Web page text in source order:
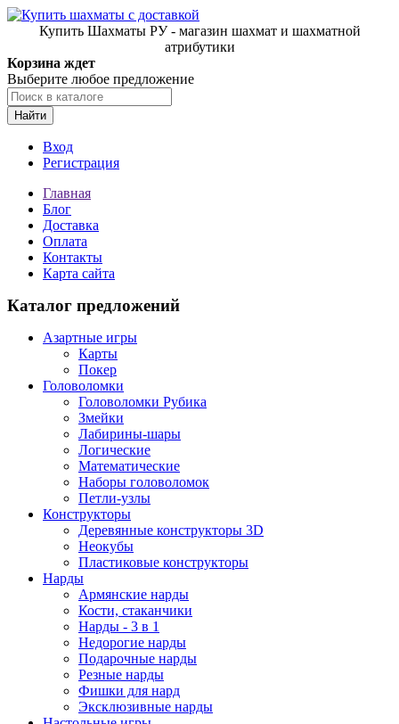
Купить Шахматы РУ - магазин шахмат и шахматной
атрибутики
Корзина ждет
Выберите любое предложение
Найти
Вход
Регистрация
Главная
Блог
Доставка
Оплата
Контакты
Карта сайта
Каталог предложений
Азартные игры
Карты
Покер
Головоломки
Головоломки Рубика
Змейки
Лабирины-шары
Логические
Математические
Наборы головоломок
Петли-узлы
Конструкторы
Деревянные конструкторы 3D
Неокубы
Пластиковые конструкторы
Нарды
Армянские нарды
Кости, стаканчики
Нарды - 3 в 1
Недорогие нарды
Подарочные нарды
Резные нарды
Фишки для нард
Эксклюзивные нарды